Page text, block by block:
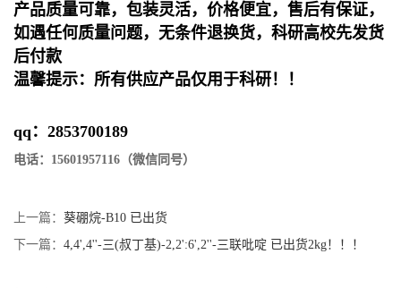
产品质量可靠，包装灵活，价格便宜， 售后有保证，
如遇任何质量问题，无条件退换货， 科研高校先发货
后付款
温馨提示： 所有供应产品仅用于科研！！
qq：2853700189
电话：15601957116（微信同号）
上一篇： 葵硼烷-B10 已出货
下一篇： 4,4',4''-三(叔丁基)-2,2':6',2''-三联吡啶 已出货2kg！！！